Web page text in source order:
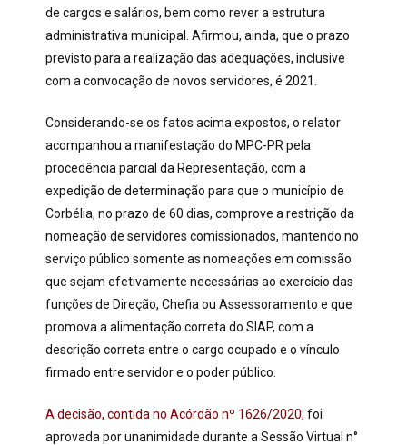
de cargos e salários, bem como rever a estrutura
administrativa municipal. Afirmou, ainda, que o prazo
previsto para a realização das adequações, inclusive
com a convocação de novos servidores, é 2021.
Considerando-se os fatos acima expostos, o relator
acompanhou a manifestação do MPC-PR pela
procedência parcial da Representação, com a
expedição de determinação para que o município de
Corbélia, no prazo de 60 dias, comprove a restrição da
nomeação de servidores comissionados, mantendo no
serviço público somente as nomeações em comissão
que sejam efetivamente necessárias ao exercício das
funções de Direção, Chefia ou Assessoramento e que
promova a alimentação correta do SIAP, com a
descrição correta entre o cargo ocupado e o vínculo
firmado entre servidor e o poder público.
A decisão, contida no Acórdão nº 1626/2020, foi
aprovada por unanimidade durante a Sessão Virtual n°